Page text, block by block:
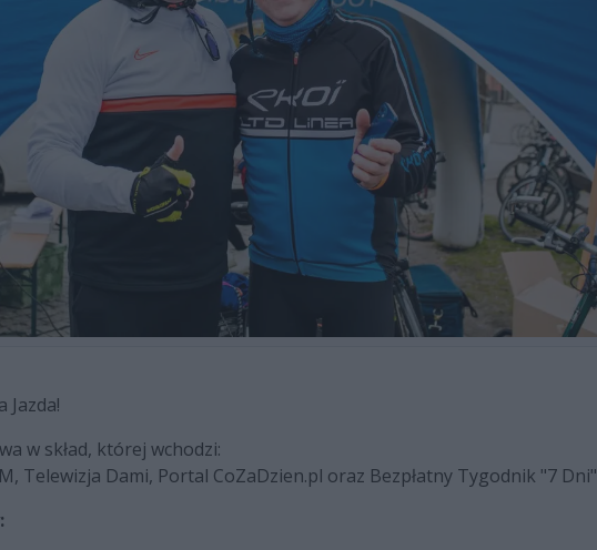
Jazda!
w skład, której wchodzi:
Telewizja Dami, Portal CoZaDzien.pl oraz Bezpłatny Tygodnik "7 Dni"